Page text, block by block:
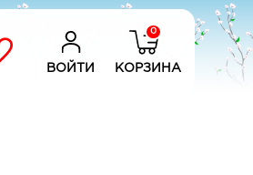
ВОЙТИ
0
КОРЗИНА